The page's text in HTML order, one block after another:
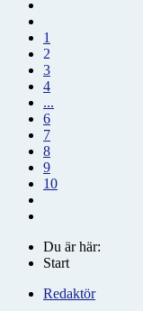
1
2
3
4
...
6
7
8
9
10
Du är här:
Start
Redaktör